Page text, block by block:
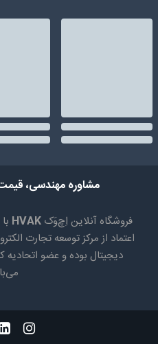
مشاوره مهندسی،
فروشگاه آنلاین اِچ‌وَک HVAK
اعتماد از مرکز توسعه تجارت
دیجیتال بوده و عضو